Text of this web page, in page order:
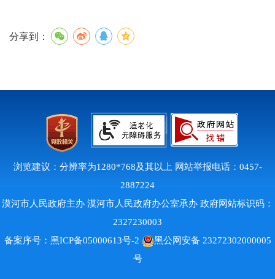
分享到：
浏览建议：分辨率为1280*768及其以上 网站举报电话：0457-
2887224
漠河市人民政府主办 漠河市人民政府办公室承办 政府网站标识码：
2327230003
备案序号： 黑ICP备05000613号-2
黑公网安备 23272302000005
号